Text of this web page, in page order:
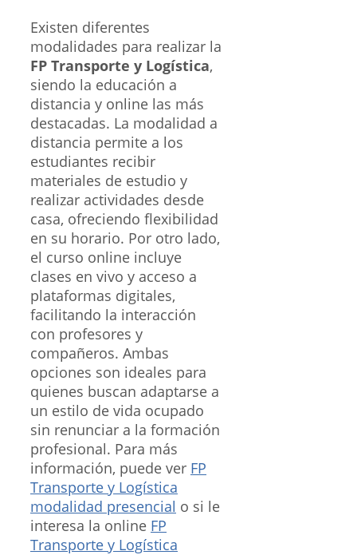
Existen diferentes
modalidades para realizar la
FP Transporte y Logística,
siendo la educación a
distancia y online las más
destacadas. La modalidad a
distancia permite a los
estudiantes recibir
materiales de estudio y
realizar actividades desde
casa, ofreciendo flexibilidad
en su horario. Por otro lado,
el curso online incluye
clases en vivo y acceso a
plataformas digitales,
facilitando la interacción
con profesores y
compañeros. Ambas
opciones son ideales para
quienes buscan adaptarse a
un estilo de vida ocupado
sin renunciar a la formación
profesional. Para más
información, puede ver FP
Transporte y Logística
modalidad presencial o si le
interesa la online FP
Transporte y Logística